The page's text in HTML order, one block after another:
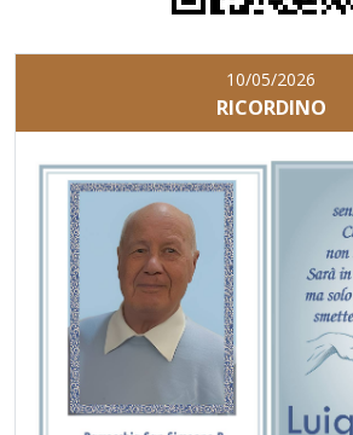
10/05/2026
RICORDINO